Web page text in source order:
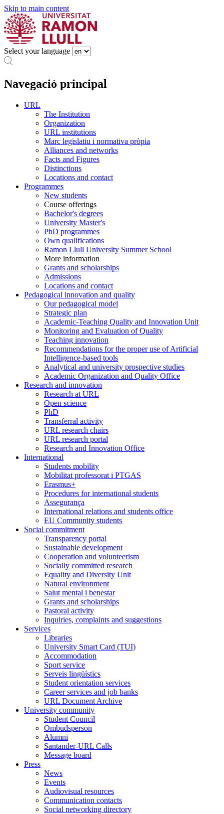
Skip to main content
Select your language
Navegació principal
URL
The Institution
Organization
URL institutions
Marc legislatiu i normativa pròpia
Alliances and networks
Facts and Figures
Distinctions
Locations and contact
Programmes
New students
Course offerings
Bachelor's degrees
University Master's
PhD programmes
Own qualifications
Ramon Llull University Summer School
More information
Grants and scholarships
Admissions
Locations and contact
Pedagogical innovation and quality
Our pedagogical model
Strategic plan
Academic-Teaching Quality and Innovation Unit
Monitoring and Evaluation of Quality
Teaching innovation
Recommendations for the proper use of Artificial
Intelligence-based tools
Analytical and university prospective studies
Academic Organization and Quality Office
Research and innovation
Research at URL
Open science
PhD
Transferral activity
URL research chairs
URL research portal
Research and Innovation Office
International
Students mobility
Mobilitat professorat i PTGAS
Erasmus+
Procedures for international students
Assegurança
International relations and students office
EU Community students
Social commitment
Transparency portal
Sustainable development
Cooperation and volunteerism
Socially committed research
Equality and Diversity Unit
Natural environment
Salut mental i benestar
Grants and scholarships
Pastoral activity
Inquiries, complaints and suggestions
Services
Libraries
University Smart Card (TUI)
Accommodation
Sport service
Serveis lingüístics
Student orientation services
Career services and job banks
URL Document Archive
University community
Student Council
Ombudsperson
Alumni
Santander-URL Calls
Message board
Press
News
Events
Audiovisual resources
Communication contacts
Social networking directory